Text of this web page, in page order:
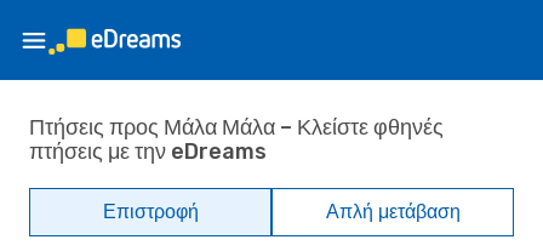
Πτήσεις προς Μάλα Μάλα – Κλείστε φθηνές
πτήσεις με την eDreams
Επιστροφή Απλή μετάβαση